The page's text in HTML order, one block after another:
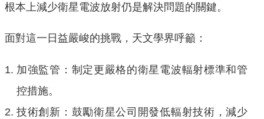
根本上減少衛星電波放射仍是解決問題的關鍵。
面對這一日益嚴峻的挑戰，天文學界呼籲：
加強監管：制定更嚴格的衛星電波輻射標準和管
控措施。
技術創新：鼓勵衛星公司開發低輻射技術，減少